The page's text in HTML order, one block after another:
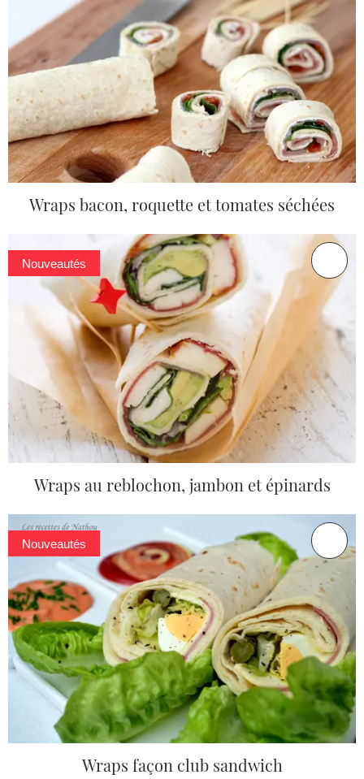
Wraps bacon, roquette et tomates séchées
Nouveautés
Wraps au reblochon, jambon et épinards
Nouveautés
Wraps façon club sandwich